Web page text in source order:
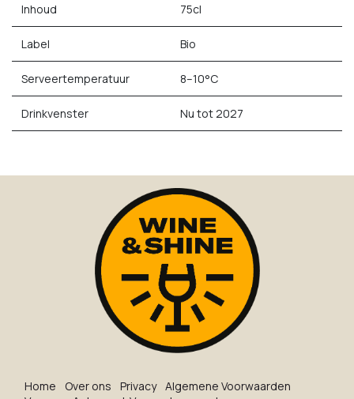
Inhoud 75cl
Label Bio
Serveertemperatuur 8–10°C
Drinkvenster Nu tot 2027
Ho​me O​ve​r on​s Privacy Algemene Voorwaarden